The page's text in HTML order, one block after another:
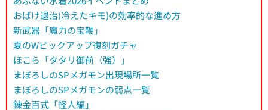
おばけ退治(冷えたキモ)の効率的な進め方
新武器「魔力の宝鞭」
夏のWピックアップ復刻ガチャ
ほこら「タタリ御前（強）」
まぼろしのSPメガモン出現場所一覧
まぼろしのSPメガモンの弱点一覧
錬金百式「怪人編」